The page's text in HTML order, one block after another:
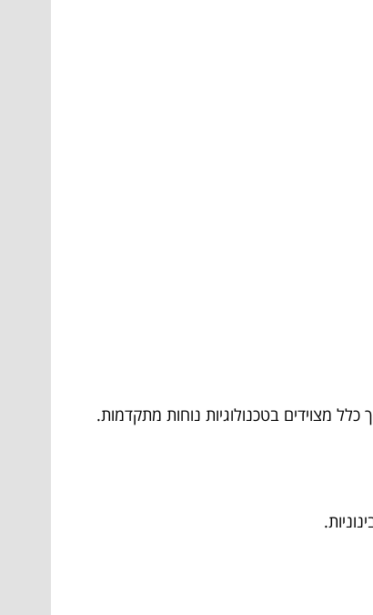
מצוידים בטכנולוגיות נוחות מתקדמות.